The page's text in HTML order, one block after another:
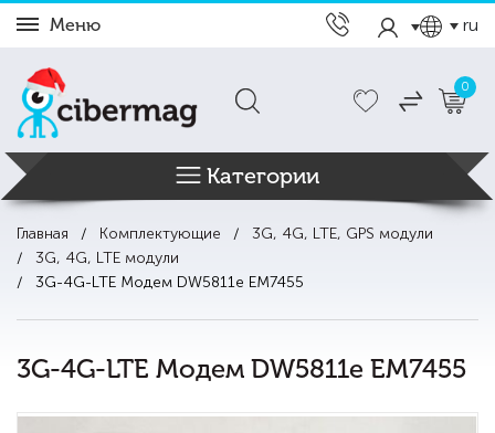
Меню ru
0
Категории
Главная Комплектующие
3G, 4G, LTE, GPS модули
3G, 4G, LTE модули
3G-4G-LTE Модем DW5811e EM7455
3G-4G-LTE Модем DW5811e EM7455